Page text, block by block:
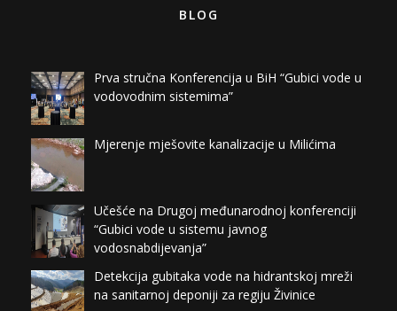
BLOG
Prva stručna Konferencija u BiH “Gubici vode u
vodovodnim sistemima”
Mjerenje mješovite kanalizacije u Milićima
Učešće na Drugoj međunarodnoj konferenciji
“Gubici vode u sistemu javnog
vodosnabdijevanja”
Detekcija gubitaka vode na hidrantskoj mreži
na sanitarnoj deponiji za regiju Živinice